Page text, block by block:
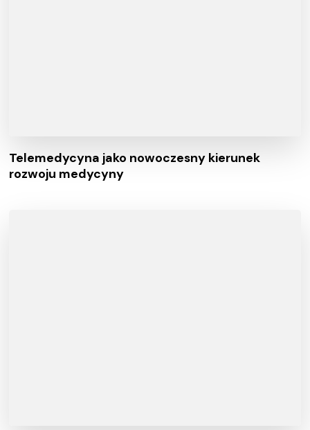
Telemedycyna jako nowoczesny kierunek
rozwoju medycyny